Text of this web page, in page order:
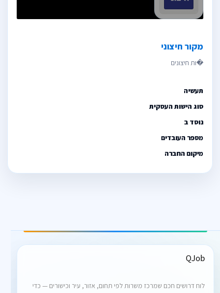
מקור חיצוני
תעשיה
סוג הישות העסקית
נוסד ב
מספר העובדים
מיקום החברה
QJob
לוח דרושים חכם שמרכז משרות לפי תחום, אזור, עיר וכישורים — כדי